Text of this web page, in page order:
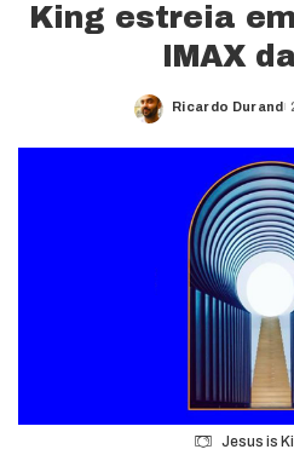
King estreia
IMAX
Posted
Ricardo Durand
Jesus is